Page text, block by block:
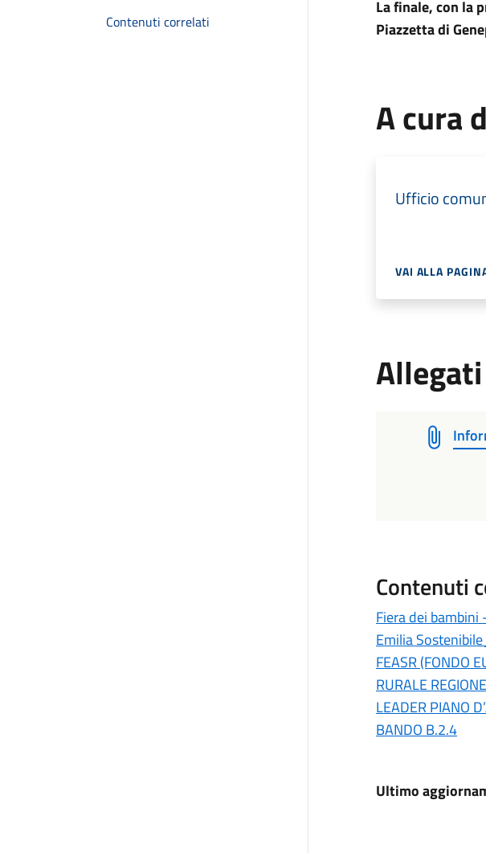
Contenuti correlati
La finale, con la
Piazzetta di
A cura
Ufficio
VAI ALLA
Allegati
Contenuti
Fiera dei
Emilia
FEASR (FONDO
RURALE
LEADER PIANO
BANDO B.2.4
Ultimo